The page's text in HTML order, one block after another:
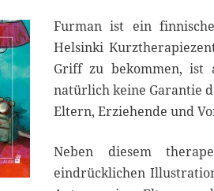
b
e
r
2
0
2
Furman ist ein
Helsinki
Griff zu bekommen, ist
natürlich keine Garantie
Eltern, Erziehende und
Neben diesem
eindrücklichen